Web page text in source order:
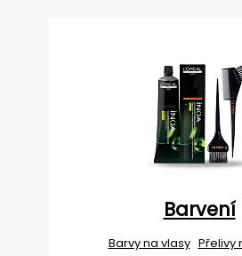
Barvení
Barvy na vlasy Přelivy